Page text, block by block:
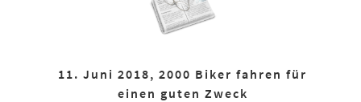
11. Juni 2018, 2000 Biker fahren für
einen guten Zweck